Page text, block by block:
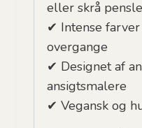
eller skrå
✔ Intense
overgange
✔ Designet af
ansigtsmalere
✔ Vegansk og